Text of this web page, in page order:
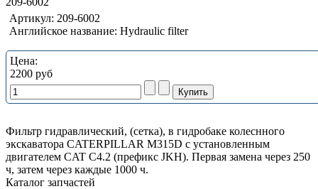
Артикул: 209-6002
Английское название: Hydraulic filter
Цена:
2200 руб
Фильтр гидравлический, (сетка), в гидробаке колеснного
экскаватора CATERPILLAR M315D с установленным
двигателем CAT C4.2 (префикс JKH). Первая замена через 250
ч, затем через каждые 1000 ч.
Каталог запчастей